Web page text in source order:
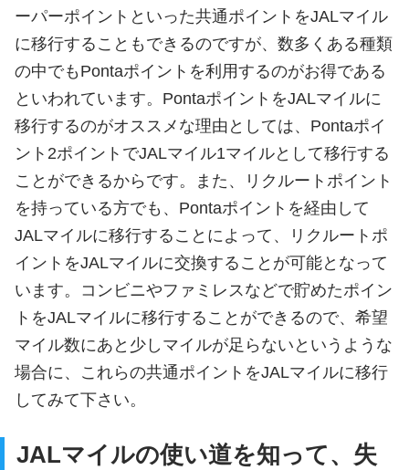
ーパーポイントといった共通ポイントをJALマイル
に移行することもできるのですが、数多くある種類
の中でもPontaポイントを利用するのがお得である
といわれています。PontaポイントをJALマイルに
移行するのがオススメな理由としては、Pontaポイ
ント2ポイントでJALマイル1マイルとして移行する
ことができるからです。また、リクルートポイント
を持っている方でも、Pontaポイントを経由して
JALマイルに移行することによって、リクルートポ
イントをJALマイルに交換することが可能となって
います。コンビニやファミレスなどで貯めたポイン
トをJALマイルに移行することができるので、希望
マイル数にあと少しマイルが足らないというような
場合に、これらの共通ポイントをJALマイルに移行
してみて下さい。
JALマイルの使い道を知って、失